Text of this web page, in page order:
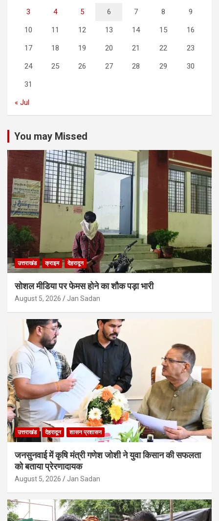
3 4 5 6 7 8 9
10 11 12 13 14 15 16
17 18 19 20 21 22 23
24 25 26 27 28 29 30
31
« Jul
You may Missed
उत्तराखंड क्राइम देहरादून
सोशल मीडिया पर फेमस होने का शौक पड़ा भारी
August 5, 2026 Jan Sadan
उत्तराखंड देहरादून शासन प्रशासन
जनसुनवाई में कृषि मंत्री गणेश जोशी ने युवा किसान की सफलता
को बताया प्रेरणादायक
August 5, 2026 Jan Sadan